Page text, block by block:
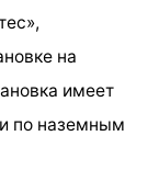
на
имеет
по наземным